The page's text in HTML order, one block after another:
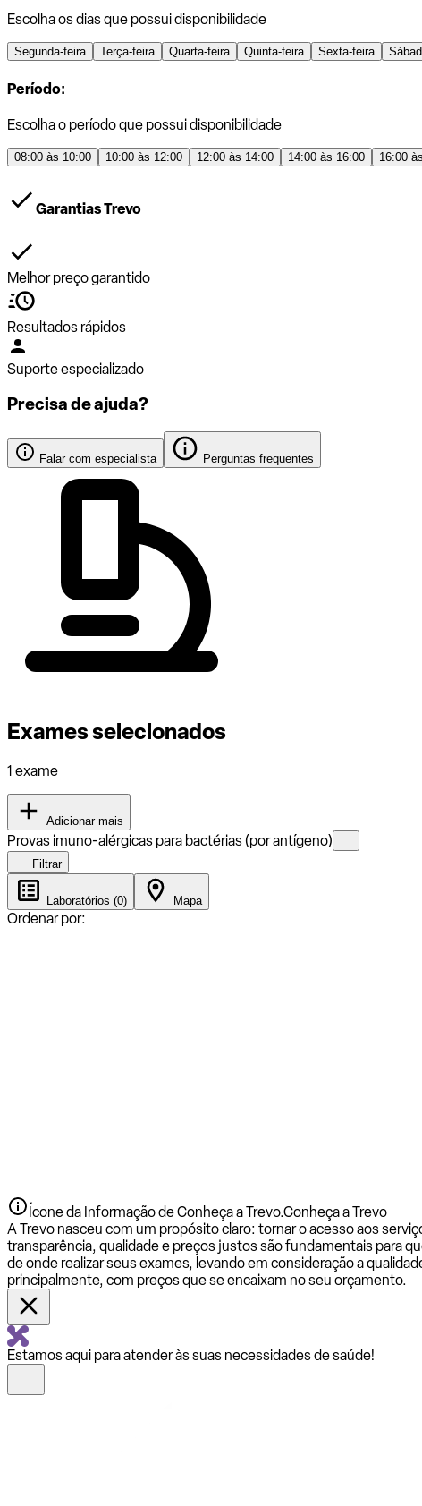
Escolha os dias que possui disponibilidade
Segunda-feira Terça-feira Quarta-feira Quinta-feira Sexta-feira
Período:
Escolha o período que possui disponibilidade
08:00 às 10:00 10:00 às 12:00 12:00 às 14:00 14:00 às 16:00 16:00
Garantias Trevo
Melhor preço garantido
Resultados rápidos
Suporte especializado
Precisa de ajuda?
Falar com especialista Perguntas frequentes
Exames selecionados
1 exame
Adicionar mais
Provas imuno-alérgicas para bactérias (por antígeno)
Filtrar
Laboratórios (0) Mapa
Ordenar por:
Ícone da Informação de Conheça a Trevo.Conheça a Trevo
A Trevo nasceu com um propósito claro: tornar o acesso aos
transparência, qualidade e preços justos são fundamentais para
de onde realizar seus exames, levando em consideração a
principalmente, com preços que se encaixam no seu orçamento.
Estamos aqui para atender às suas necessidades de saúde!